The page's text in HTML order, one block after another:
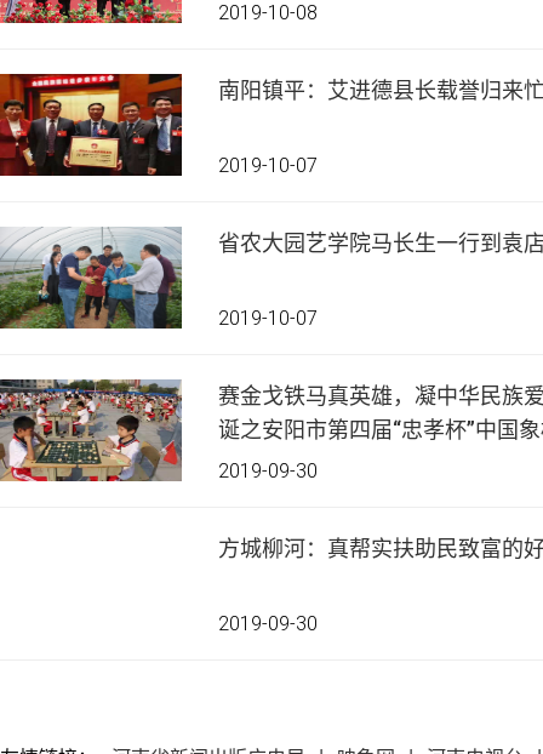
2019-10-08
南阳镇平：艾进德县长载誉归来
2019-10-07
省农大园艺学院马长生一行到袁
2019-10-07
赛金戈铁马真英雄，凝中华民族
诞之安阳市第四届“忠孝杯”中国
2019-09-30
方城柳河：真帮实扶助民致富的
2019-09-30